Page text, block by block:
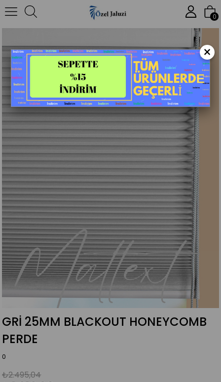
0
Anasayfa Gri 25mm Blackout Honeycomb Perde
GRI 25MM BLACKOUT HONEYCOMB
PERDE
0
₺2.495,04
×